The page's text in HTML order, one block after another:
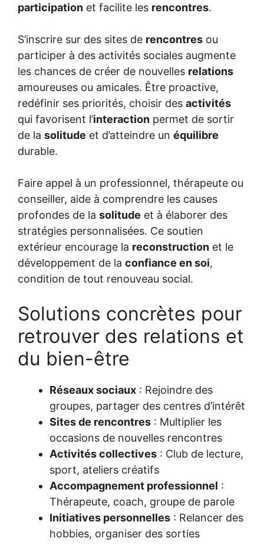
participation et facilite les rencontres.
S’inscrire sur des sites de rencontres ou
participer à des activités sociales augmente
les chances de créer de nouvelles relations
amoureuses ou amicales. Être proactive,
redéfinir ses priorités, choisir des activités
qui favorisent l’interaction permet de sortir
de la solitude et d’atteindre un équilibre
durable.
Faire appel à un professionnel, thérapeute ou
conseiller, aide à comprendre les causes
profondes de la solitude et à élaborer des
stratégies personnalisées. Ce soutien
extérieur encourage la reconstruction et le
développement de la confiance en soi,
condition de tout renouveau social.
Solutions concrètes pour
retrouver des relations et
du bien-être
Réseaux sociaux : Rejoindre des
groupes, partager des centres d’intérêt
Sites de rencontres : Multiplier les
occasions de nouvelles rencontres
Activités collectives : Club de lecture,
sport, ateliers créatifs
Accompagnement professionnel :
Thérapeute, coach, groupe de parole
Initiatives personnelles : Relancer des
hobbies, organiser des sorties